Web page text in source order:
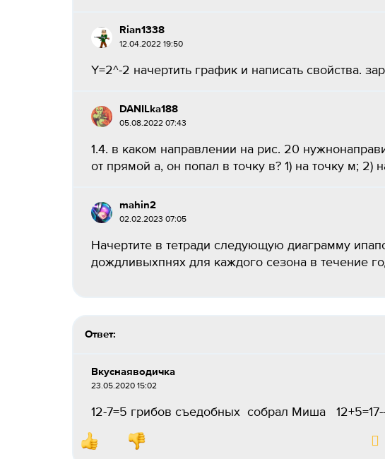
Rian1338
12.04.2022 19:50
Y=2^-2 начертить график и написать свойства.
DANILka188
05.08.2022 07:43
1.4. в каком направлении на рис. 20
от прямой а, он попал в точку в? 1) на точку м; 2)
mahin2
02.02.2023 07:05
Начертите в тетради следующую диаграмму
дождливыхпнях для каждого сезона в течение
Ответ:
Вкуснаяводичка
23.05.2020 15:02
12-7=5 грибов съедобных собрал Миша